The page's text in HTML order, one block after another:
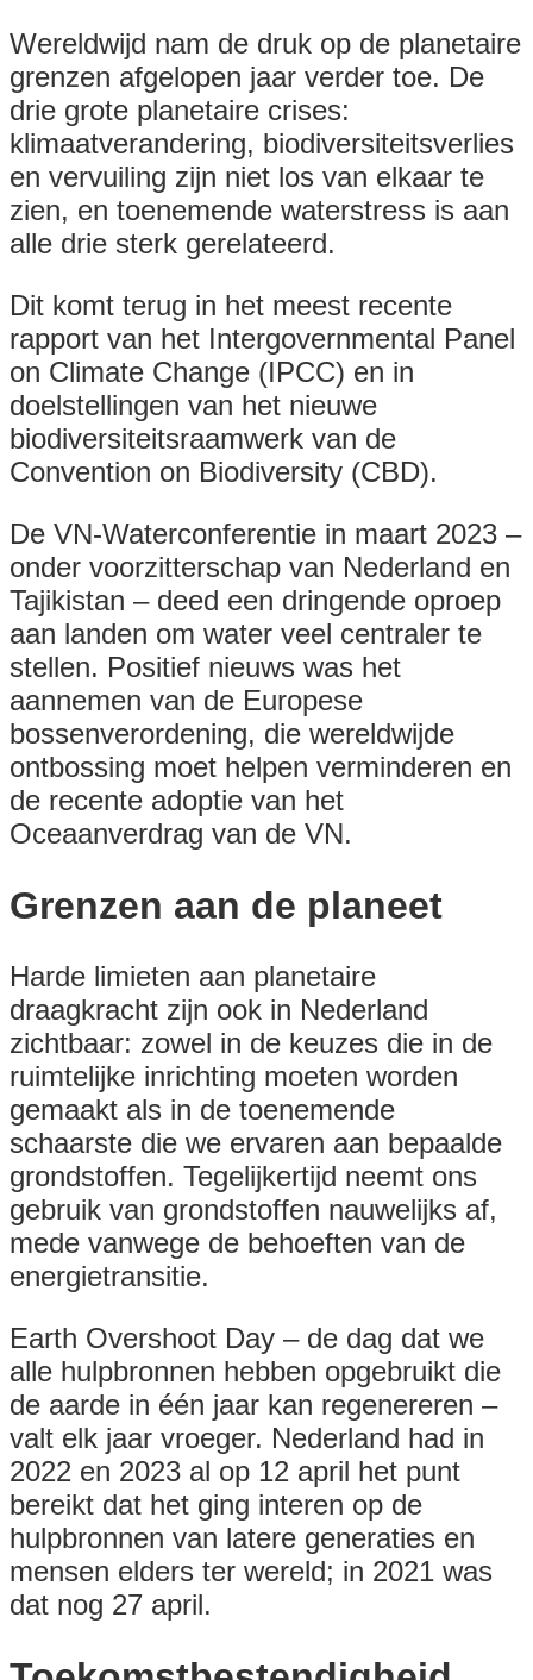
Wereldwijd nam de druk op de planetaire
grenzen afgelopen jaar verder toe. De
drie grote planetaire crises:
klimaatverandering, biodiversiteitsverlies
en vervuiling zijn niet los van elkaar te
zien, en toenemende waterstress is aan
alle drie sterk gerelateerd.
Dit komt terug in het meest recente
rapport van het Intergovernmental Panel
on Climate Change (IPCC) en in
doelstellingen van het nieuwe
biodiversiteitsraamwerk van de
Convention on Biodiversity (CBD).
De VN-Waterconferentie in maart 2023 –
onder voorzitterschap van Nederland en
Tajikistan – deed een dringende oproep
aan landen om water veel centraler te
stellen. Positief nieuws was het
aannemen van de Europese
bossenverordening, die wereldwijde
ontbossing moet helpen verminderen en
de recente adoptie van het
Oceaanverdrag van de VN.
Grenzen aan de planeet
Harde limieten aan planetaire
draagkracht zijn ook in Nederland
zichtbaar: zowel in de keuzes die in de
ruimtelijke inrichting moeten worden
gemaakt als in de toenemende
schaarste die we ervaren aan bepaalde
grondstoffen. Tegelijkertijd neemt ons
gebruik van grondstoffen nauwelijks af,
mede vanwege de behoeften van de
energietransitie.
Earth Overshoot Day – de dag dat we
alle hulpbronnen hebben opgebruikt die
de aarde in één jaar kan regenereren –
valt elk jaar vroeger. Nederland had in
2022 en 2023 al op 12 april het punt
bereikt dat het ging interen op de
hulpbronnen van latere generaties en
mensen elders ter wereld; in 2021 was
dat nog 27 april.